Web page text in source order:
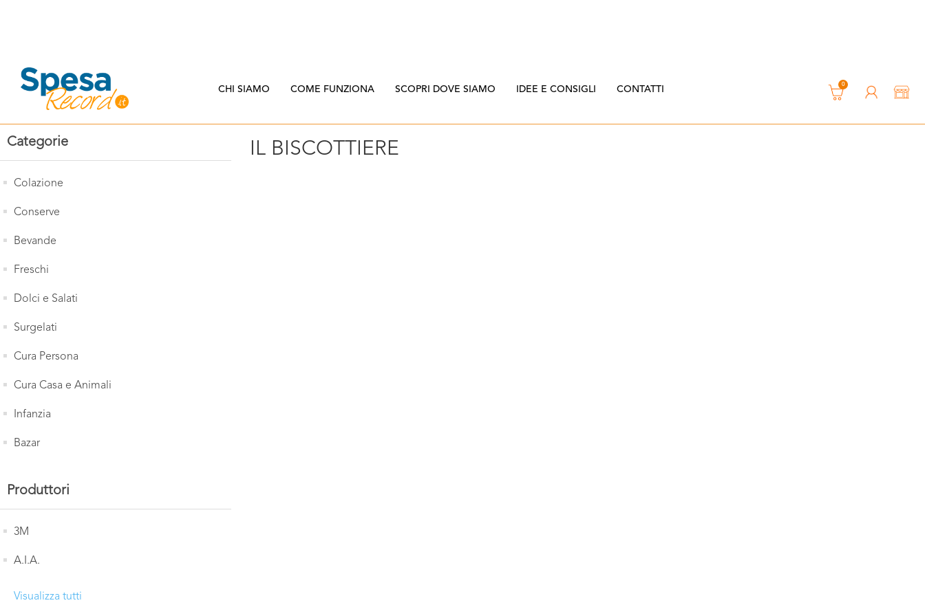
CHI SIAMO COME FUNZIONA SCOPRI DOVE SIAMO IDEE E CONSIGLI CONTATTI 0
Categorie
Colazione
Conserve
Bevande
Freschi
Dolci e Salati
Surgelati
Cura Persona
Cura Casa e Animali
Infanzia
Bazar
Produttori
3M
A.I.A.
Visualizza tutti
IL BISCOTTIERE